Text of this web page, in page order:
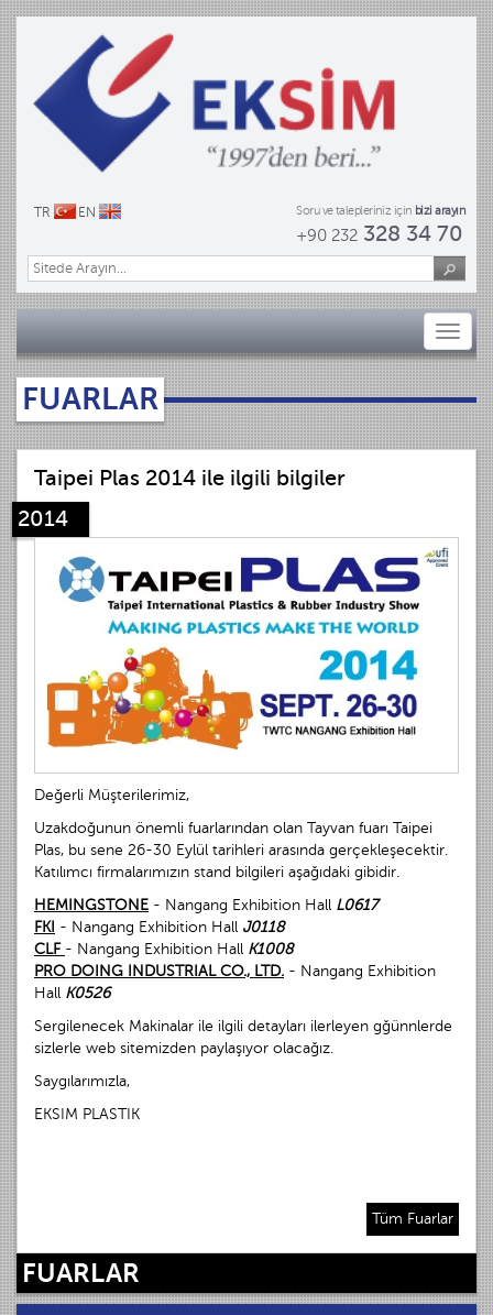
TR EN Soru ve talepleriniz için bizi arayın
+90 232 328 34 70
Toggle
FUARLAR
Taipei Plas 2014 ile ilgili bilgiler
2014
Değerli Müşterilerimiz,
Uzakdoğunun önemli fuarlarından olan Tayvan fuarı Taipei
Plas, bu sene 26-30 Eylül tarihleri arasında gerçekleşecektir.
Katılımcı firmalarımızın stand bilgileri aşağıdaki gibidir.
HEMINGSTONE - Nangang Exhibition Hall L0617
FKI - Nangang Exhibition Hall J0118
CLF - Nangang Exhibition Hall K1008
PRO DOING INDUSTRIAL CO., LTD. - Nangang Exhibition
Hall K0526
Sergilenecek Makinalar ile ilgili detayları ilerleyen gğünnlerde
sizlerle web sitemizden paylaşıyor olacağız.
Saygılarımızla,
EKSIM PLASTIK
Tüm Fuarlar
FUARLAR